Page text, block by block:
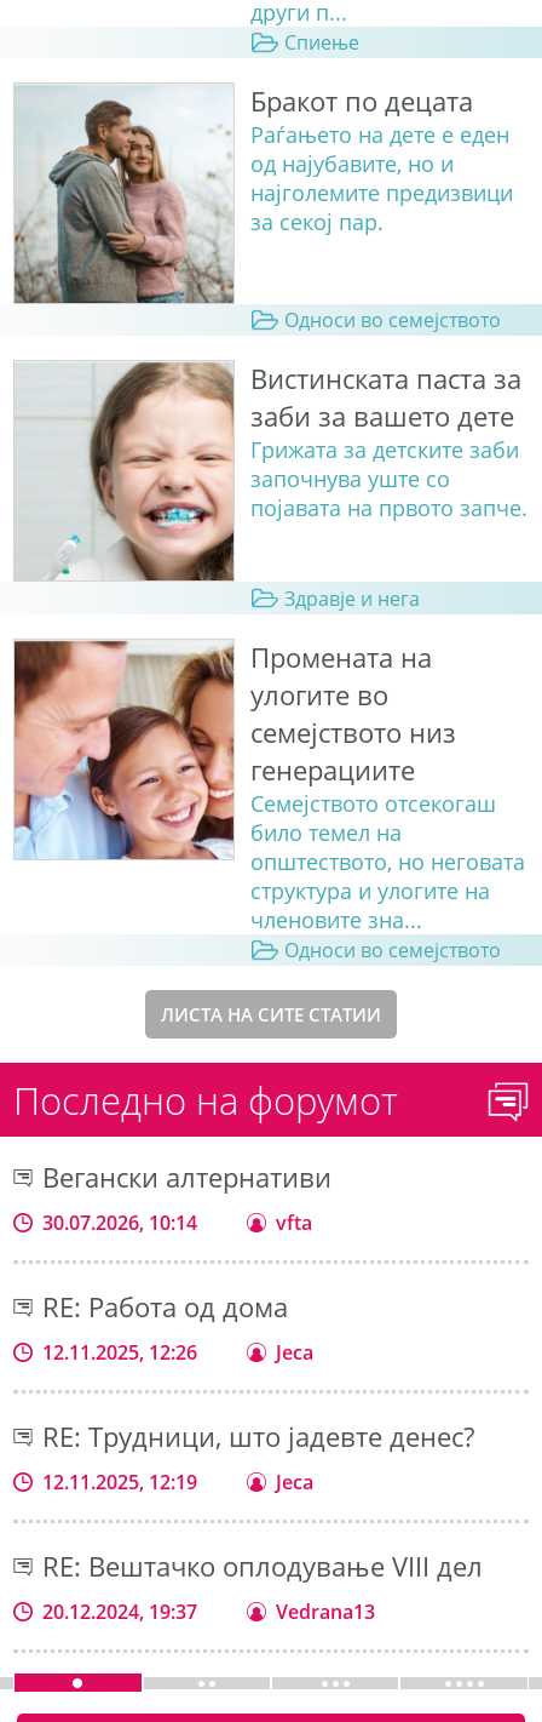
други п...
Спиење
Бракот по децата
Раѓањето на дете е еден
од најубавите, но и
најголемите предизвици
за секој пар.
Односи во семејството
Вистинската паста за
заби за вашето дете
Грижата за детските заби
започнува уште со
појавата на првото запче.
Здравје и нега
Промената на
улогите во
семејството низ
генерациите
Семејството отсекогаш
било темел на
општеството, но неговата
структура и улогите на
членовите зна...
Односи во семејството
ЛИСТА НА СИТЕ СТАТИИ
Последно на форумот
Вегански алтернативи
30.07.2026, 10:14 vfta
RE: Работа од дома
12.11.2025, 12:26 Jeca
RE: Трудници, што јадевте денес?
12.11.2025, 12:19 Jeca
RE: Вештачко оплодување VIII дел
20.12.2024, 19:37 Vedrana13